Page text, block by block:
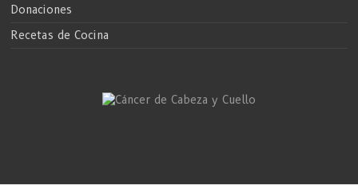
Donaciones
Recetas de Cocina